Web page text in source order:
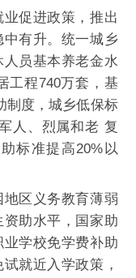
促进政策，推出
有升。统一城乡
员基本养老金水
工程740万套，基
制度，城乡低保标
人、烈属和老 复
标准提高20%以
区义务教育薄弱
助水平，国家助
学校免学费补助
就近入学政策，